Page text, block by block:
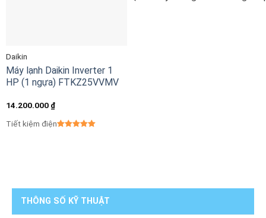
Daikin
Máy lạnh Daikin Inverter 1
HP (1 ngựa) FTKZ25VVMV
14.200.000 ₫
Tiết kiệm điện
THÔNG SỐ KỸ THUẬT